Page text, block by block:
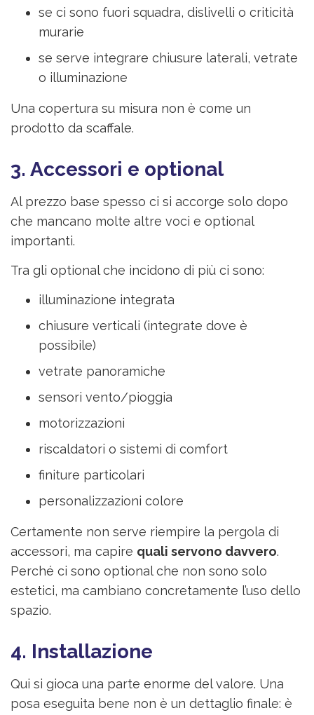
se ci sono fuori squadra, dislivelli o criticità
murarie
se serve integrare chiusure laterali, vetrate
o illuminazione
Una copertura su misura non è come un
prodotto da scaffale.
3. Accessori e optional
Al prezzo base spesso ci si accorge solo dopo
che mancano molte altre voci e optional
importanti.
Tra gli optional che incidono di più ci sono:
illuminazione integrata
chiusure verticali (integrate dove è
possibile)
vetrate panoramiche
sensori vento/pioggia
motorizzazioni
riscaldatori o sistemi di comfort
finiture particolari
personalizzazioni colore
Certamente non serve riempire la pergola di
accessori, ma capire quali servono davvero.
Perché ci sono optional che non sono solo
estetici, ma cambiano concretamente l’uso dello
spazio.
4. Installazione
Qui si gioca una parte enorme del valore. Una
posa eseguita bene non è un dettaglio finale: è